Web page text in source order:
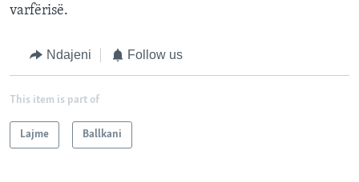
varfërisë.
Ndajeni Follow us
This item is part of
Lajme Ballkani